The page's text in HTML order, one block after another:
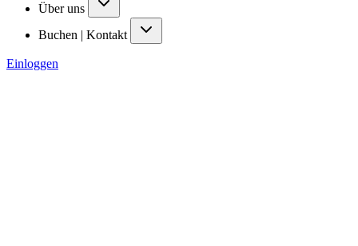
Über uns
Buchen | Kontakt
Einloggen